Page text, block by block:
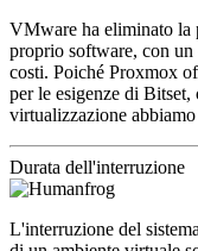
VMware ha eliminato la
proprio software, con un
costi. Poiché Proxmox
per le esigenze di
virtualizzazione
Durata dell'interruzione
L'interruzione del